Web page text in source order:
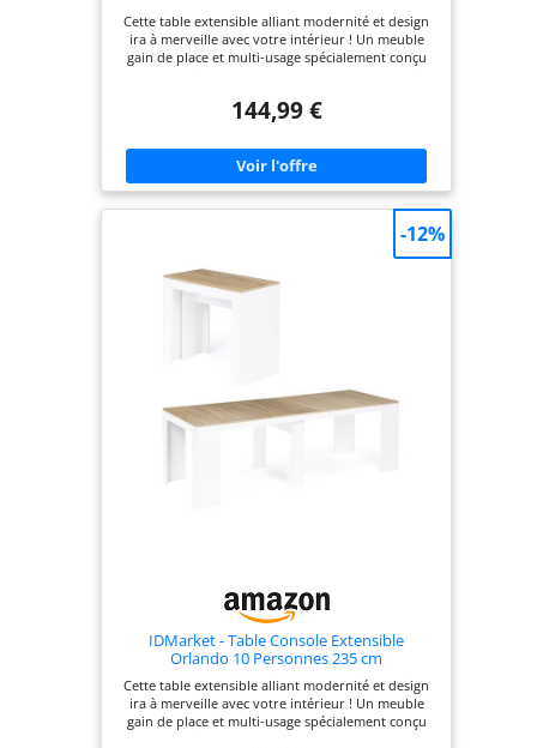
Cette table extensible alliant modernité et design
ira à merveille avec votre intérieur ! Un meuble
gain de place et multi-usage spécialement conçu
console d'entrée ! Grâce à ses 4 rallonges de 47 cm
à l'autre. Dim. globales : Longueur 235 - 80 cm x
largeur 80 - 45 cm x Hauteur 75 cm. Capacité 10
personnes.
144,99 €
IDMarket - Table Console Extensible
Orlando 10 Personnes 235 cm
Cette table extensible alliant modernité et design
ira à merveille avec votre intérieur ! Un meuble
gain de place et multi-usage spécialement conçu
-12%